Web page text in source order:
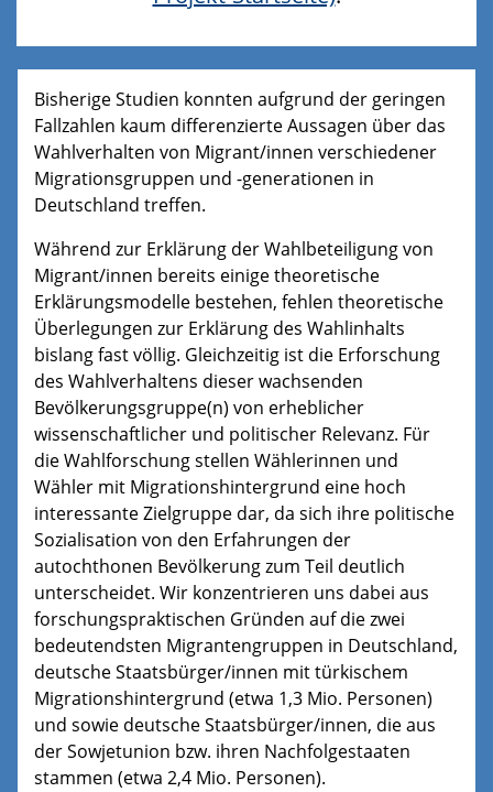
Bisherige Studien konnten aufgrund der geringen
Fallzahlen kaum differenzierte Aussagen über das
Wahlverhalten von Migrant/innen verschiedener
Migrationsgruppen und -generationen in
Deutschland treffen.
Während zur Erklärung der Wahlbeteiligung von
Migrant/innen bereits einige theoretische
Erklärungsmodelle bestehen, fehlen theoretische
Überlegungen zur Erklärung des Wahlinhalts
bislang fast völlig. Gleichzeitig ist die Erforschung
des Wahlverhaltens dieser wachsenden
Bevölkerungsgruppe(n) von erheblicher
wissenschaftlicher und politischer Relevanz. Für
die Wahlforschung stellen Wählerinnen und
Wähler mit Migrationshintergrund eine hoch
interessante Zielgruppe dar, da sich ihre politische
Sozialisation von den Erfahrungen der
autochthonen Bevölkerung zum Teil deutlich
unterscheidet. Wir konzentrieren uns dabei aus
forschungspraktischen Gründen auf die zwei
bedeutendsten Migrantengruppen in Deutschland,
deutsche Staatsbürger/innen mit türkischem
Migrationshintergrund (etwa 1,3 Mio. Personen)
und sowie deutsche Staatsbürger/innen, die aus
der Sowjetunion bzw. ihren Nachfolgestaaten
stammen (etwa 2,4 Mio. Personen).